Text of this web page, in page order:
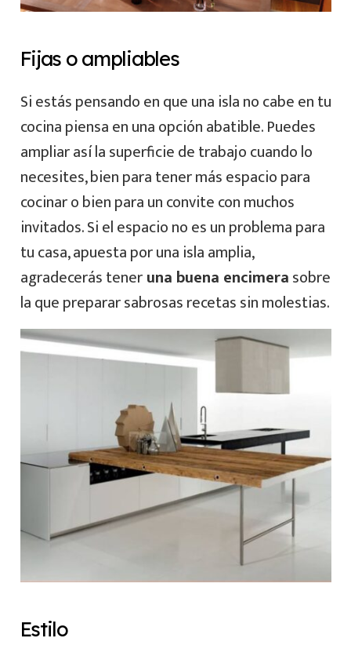
Fijas o ampliables
Si estás pensando en que una isla no cabe en tu
cocina piensa en una opción abatible. Puedes
ampliar así la superficie de trabajo cuando lo
necesites, bien para tener más espacio para
cocinar o bien para un convite con muchos
invitados. Si el espacio no es un problema para
tu casa, apuesta por una isla amplia,
agradecerás teneruna buena encimerasobre
la que preparar sabrosas recetas sin molestias.
Estilo